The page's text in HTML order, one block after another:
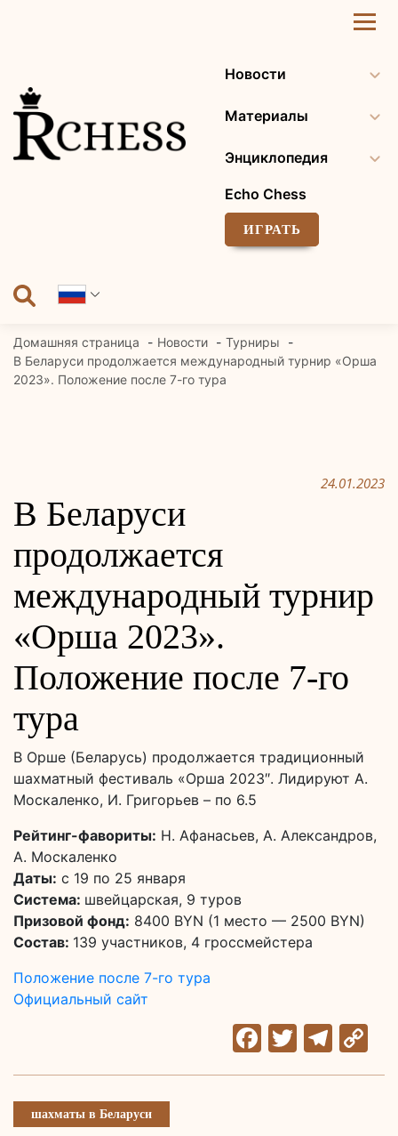
Новости
Материалы
Энциклопедия
Echo Chess
ИГРАТЬ
Домашняя страница Новости
Турниры
В Беларуси продолжается международный турнир «Орша
2023». Положение после 7-го тура
24.01.2023
В Беларуси
продолжается
международный турнир
«Орша 2023».
Положение после 7-го
тура
В Орше (Беларусь) продолжается традиционный
шахматный фестиваль «Орша 2023″. Лидируют А.
Москаленко, И. Григорьев – по 6.5
Рейтинг-фавориты: Н. Афанасьев, А. Александров,
А. Москаленко
Даты: с 19 по 25 января
Система: швейцарская, 9 туров
Призовой фонд: 8400 BYN (1 место — 2500 BYN)
Состав: 139 участников, 4 гроссмейстера
Положение после 7-го тура
Официальный сайт
Facebook
Twitter
шахматы в Беларуси